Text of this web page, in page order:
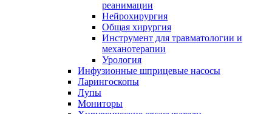
реанимации
Нейрохирургия
Общая хирургия
Инструмент для травматологии и
механотерапии
Урология
Инфузионные шприцевые насосы
Ларингоскопы
Лупы
Мониторы